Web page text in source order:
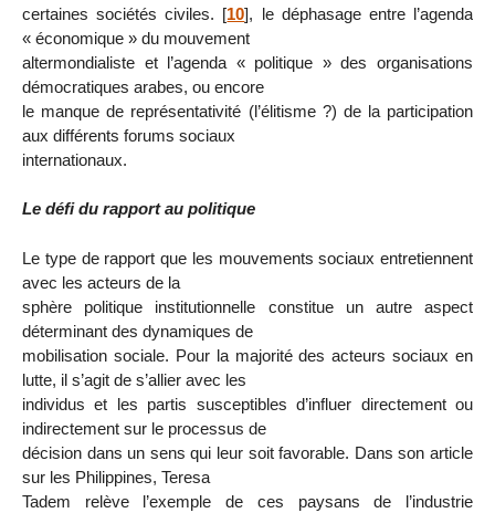
certaines sociétés civiles. [10], le déphasage entre l’agenda
« économique » du mouvement
altermondialiste et l’agenda « politique » des organisations
démocratiques arabes, ou encore
le manque de représentativité (l’élitisme ?) de la participation
aux différents forums sociaux
internationaux.
Le défi du rapport au politique
Le type de rapport que les mouvements sociaux entretiennent
avec les acteurs de la
sphère politique institutionnelle constitue un autre aspect
déterminant des dynamiques de
mobilisation sociale. Pour la majorité des acteurs sociaux en
lutte, il s’agit de s’allier avec les
individus et les partis susceptibles d’influer directement ou
indirectement sur le processus de
décision dans un sens qui leur soit favorable. Dans son article
sur les Philippines, Teresa
Tadem relève l’exemple de ces paysans de l’industrie